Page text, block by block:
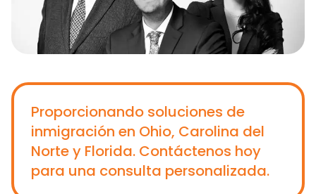
Proporcionando soluciones de
inmigración en Ohio, Carolina del
Norte y Florida. Contáctenos hoy
para una consulta personalizada.